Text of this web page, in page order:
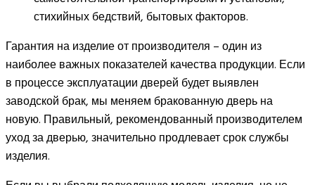
стихийных бедствий, бытовых факторов.
Гарантия на изделие от производителя – один из
наиболее важных показателей качества продукции. Если
в процессе эксплуатации дверей будет выявлен
заводской брак, мы меняем бракованную дверь на
новую. Правильный, рекомендованный производителем
уход за дверью, значительно продлевает срок службы
изделия.